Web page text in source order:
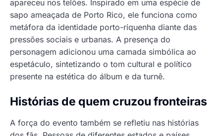
apareceu nos telões. Inspirado em uma espécie de
sapo ameaçada de Porto Rico, ele funciona como
metáfora da identidade porto-riquenha diante das
pressões sociais e urbanas. A presença do
personagem adicionou uma camada simbólica ao
espetáculo, sintetizando o tom cultural e político
presente na estética do álbum e da turnê.
Histórias de quem cruzou fronteiras
A força do evento também se refletiu nas histórias